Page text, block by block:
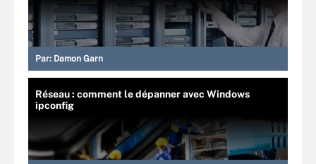
Par: Damon Garn
Réseau : comment le dépanner avec Windows
ipconfig